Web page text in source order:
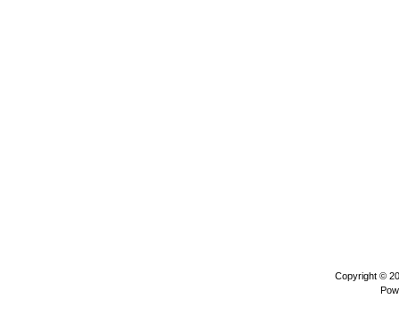
Copyright ©